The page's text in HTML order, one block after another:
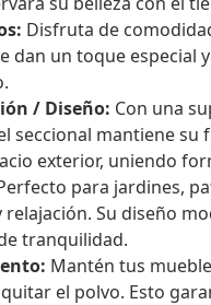
Disfruta de
dan un toque
/ Diseño: Con una
seccional mantiene
exterior, uniendo
para jardines,
Su diseño
tranquilidad.
Mantén tus
el polvo. Esto